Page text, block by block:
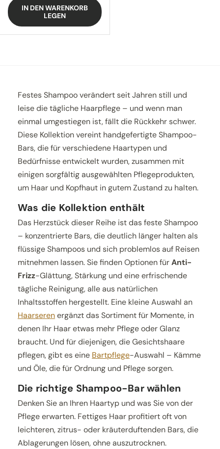
IN DEN WARENKORB
LEGEN
Festes Shampoo verändert seit Jahren still und
leise die tägliche Haarpflege – und wenn man
einmal umgestiegen ist, fällt die Rückkehr schwer.
Diese Kollektion vereint handgefertigte Shampoo-
Bars, die für verschiedene Haartypen und
Bedürfnisse entwickelt wurden, zusammen mit
einigen sorgfältig ausgewählten Pflegeprodukten,
um Haar und Kopfhaut in gutem Zustand zu halten.
Was die Kollektion enthält
Das Herzstück dieser Reihe ist das feste Shampoo
– konzentrierte Bars, die deutlich länger halten als
flüssige Shampoos und sich problemlos auf Reisen
mitnehmen lassen. Sie finden Optionen fürAnti-
Frizz-Glättung, Stärkung und eine erfrischende
tägliche Reinigung, alle aus natürlichen
Inhaltsstoffen hergestellt. Eine kleine Auswahl an
Haarserenergänzt das Sortiment für Momente, in
denen Ihr Haar etwas mehr Pflege oder Glanz
braucht. Und für diejenigen, die Gesichtshaare
pflegen, gibt es eine Bartpflege-Auswahl – Kämme
und Öle, die für Ordnung und Pflege sorgen.
Die richtige Shampoo-Bar wählen
Denken Sie an Ihren Haartyp und was Sie von der
Pflege erwarten. Fettiges Haar profitiert oft von
leichteren, zitrus- oder kräuterduftenden Bars, die
Ablagerungen lösen, ohne auszutrocknen.